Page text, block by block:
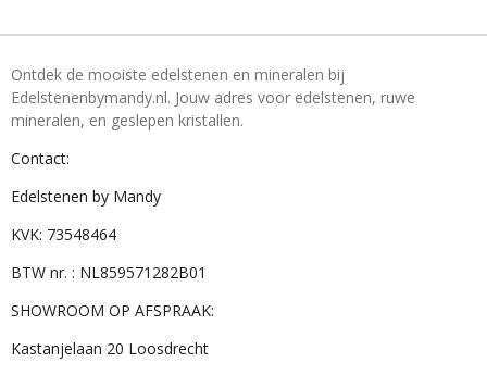
Ontdek de mooiste edelstenen en mineralen bij
Edelstenenbymandy.nl. Jouw adres voor edelstenen, ruwe
mineralen, en geslepen kristallen.
Contact:
Edelstenen by Mandy
KVK: 73548464
BTW nr. : NL859571282B01
SHOWROOM OP AFSPRAAK:
Kastanjelaan 20 Loosdrecht